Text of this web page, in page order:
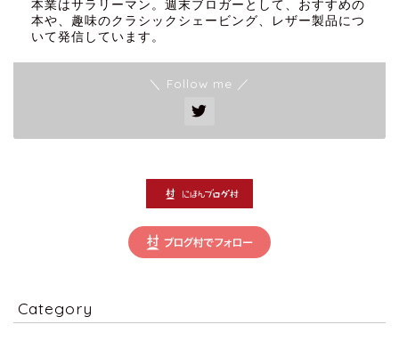
本業はサラリーマン。週末ブロガーとして、おすすめの
本や、趣味のクラシックシェービング、レザー製品につ
いて発信しています。
＼ Follow me ／
Category